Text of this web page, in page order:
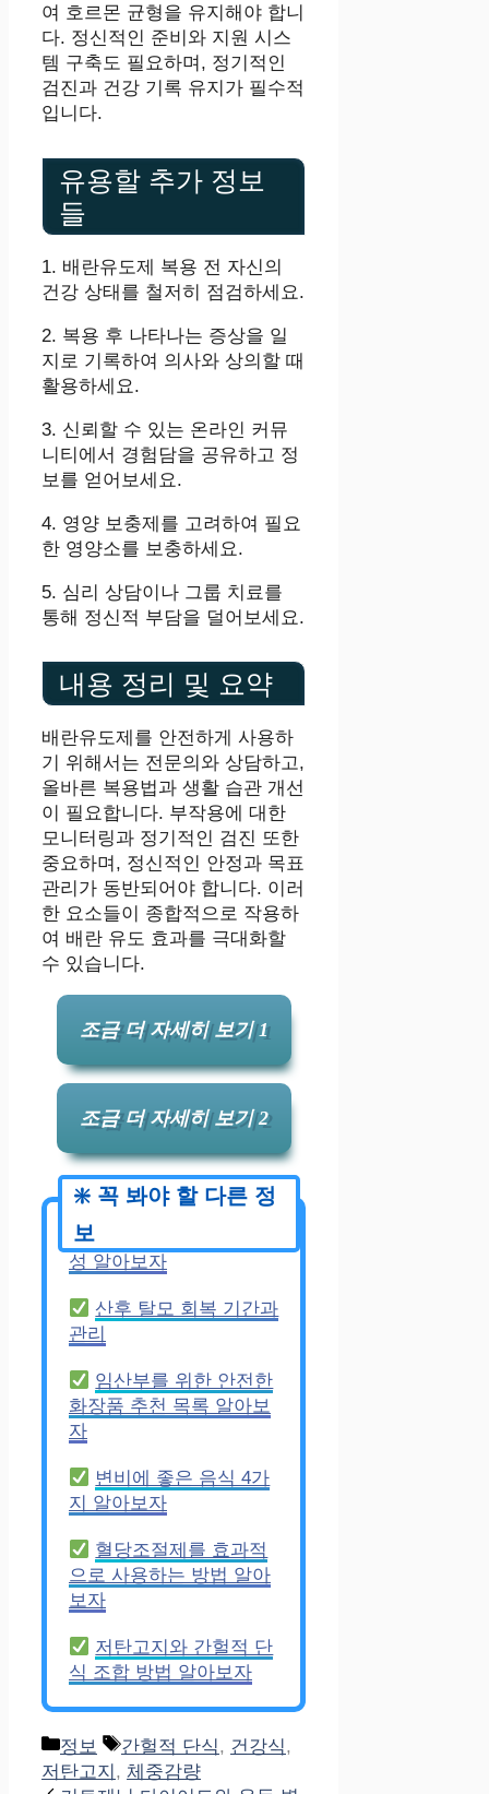
여 호르몬 균형을 유지해야 합니
다. 정신적인 준비와 지원 시스
템 구축도 필요하며, 정기적인
검진과 건강 기록 유지가 필수적
입니다.
유용할 추가 정보
들
1. 배란유도제 복용 전 자신의
건강 상태를 철저히 점검하세요.
2. 복용 후 나타나는 증상을 일
지로 기록하여 의사와 상의할 때
활용하세요.
3. 신뢰할 수 있는 온라인 커뮤
니티에서 경험담을 공유하고 정
보를 얻어보세요.
4. 영양 보충제를 고려하여 필요
한 영양소를 보충하세요.
5. 심리 상담이나 그룹 치료를
통해 정신적 부담을 덜어보세요.
내용 정리 및 요약
배란유도제를 안전하게 사용하
기 위해서는 전문의와 상담하고,
올바른 복용법과 생활 습관 개선
이 필요합니다. 부작용에 대한
모니터링과 정기적인 검진 또한
중요하며, 정신적인 안정과 목표
관리가 동반되어야 합니다. 이러
한 요소들이 종합적으로 작용하
여 배란 유도 효과를 극대화할
수 있습니다.
조금 더 자세히 보기 1
조금 더 자세히 보기 2
성 알아보자
산후 탈모 회복 기간과
관리
임산부를 위한 안전한
화장품 추천 목록 알아보
자
변비에 좋은 음식 4가
지 알아보자
혈당조절제를 효과적
으로 사용하는 방법 알아
보자
저탄고지와 간헐적 단
식 조합 방법 알아보자
Categories
정보 Tags
간헐적 단식, 건강식,
저탄고지 , 체중감량